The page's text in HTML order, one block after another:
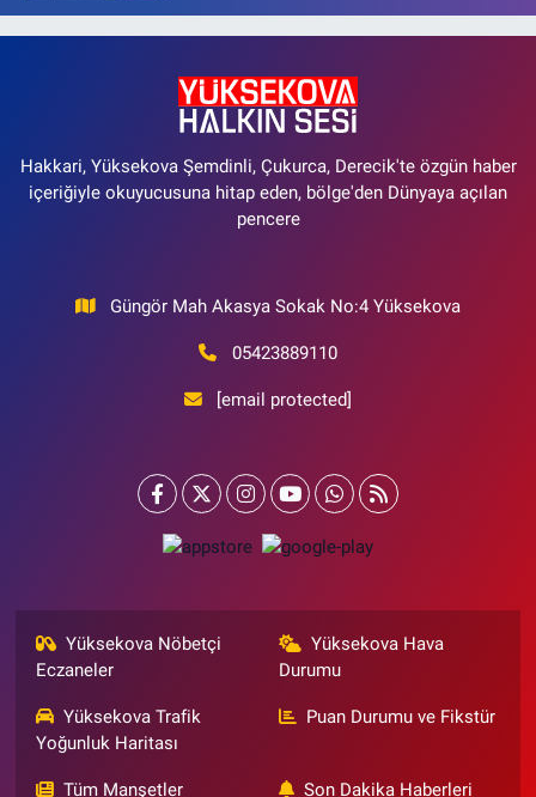
Hakkari, Yüksekova Şemdinli, Çukurca, Derecik'te özgün haber
içeriğiyle okuyucusuna hitap eden, bölge'den Dünyaya açılan
pencere
Güngör Mah Akasya Sokak No:4 Yüksekova
05423889110
[email protected]
Yüksekova Nöbetçi
Eczaneler
Yüksekova Hava
Durumu
Yüksekova Trafik
Yoğunluk Haritası
Puan Durumu ve Fikstür
Tüm Manşetler Son Dakika Haberleri